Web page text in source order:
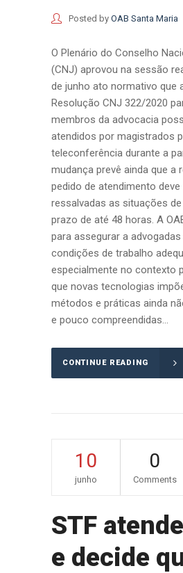
Posted by OAB Santa Maria
O Plenário do Conselho
(CNJ) aprovou na sessão
de junho ato normativo que
Resolução CNJ 322/2020
membros da advocacia
atendidos por magistrados
teleconferência durante a
mudança prevê ainda que a
pedido de atendimento deve
ressalvadas as situações
prazo de até 48 horas. A
para assegurar a
condições de trabalho
especialmente no contexto
que novas tecnologias
métodos e práticas ainda
e pouco compreendidas...
CONTINUE READING
10
junho
0
Comments
STF
e decide